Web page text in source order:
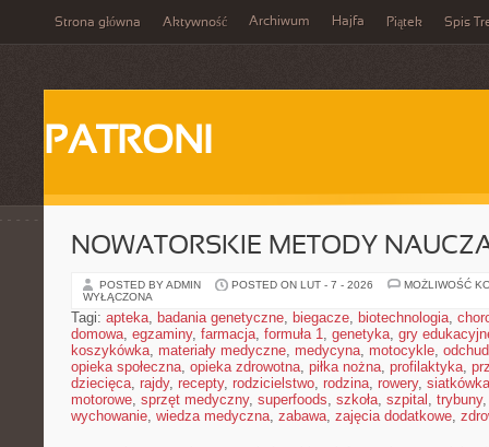
Strona główna Aktywność Archiwum Hajfa Piątek Spis
PATRONI
NOWATORSKIE METODY
POSTED BY ADMIN POSTED ON LUT - 7 - 2026
MOŻLIWOŚĆ
WYŁĄCZONA
Tagi: apteka, badania genetyczne, biegacze, biotechnologia,
domowa, egzaminy, farmacja, formuła 1, genetyka, gry
koszykówka, materiały medyczne, medycyna, motocykle,
opieka społeczna, opieka zdrowotna, piłka nożna, profilaktyka,
dziecięca, rajdy, recepty, rodzicielstwo, rodzina, rowery, siatkówka
motorowe, sprzęt medyczny, superfoods, szkoła, szpital , trybuny
wychowanie, wiedza medyczna, zabawa, zajęcia dodatkowe,